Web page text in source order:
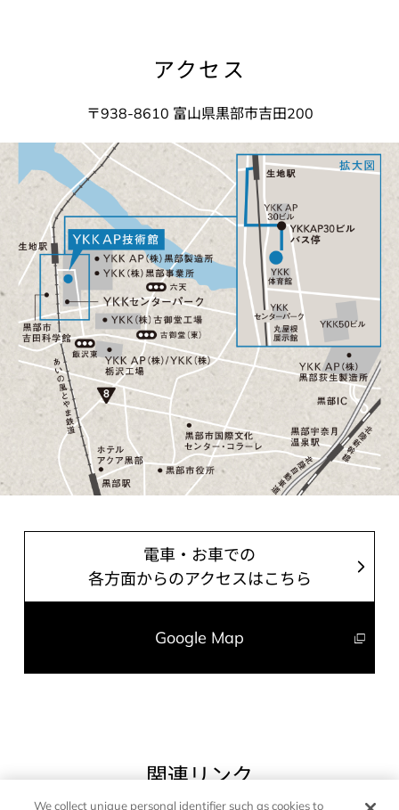
アクセス
〒938-8610 富山県黒部市吉田200
電車・お車での
各方面からのアクセスはこちら
Google Map
関連リンク
We collect unique personal identifier such as cookies to